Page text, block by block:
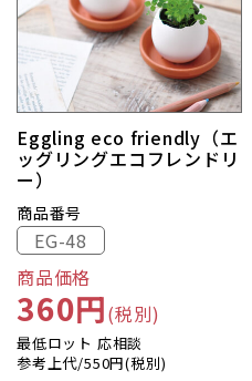
Eggling eco friendly（エ
ッグリングエコフレンドリ
ー）
商品番号
EG-48
商品価格
360円(税別)
最低ロット 応相談
参考上代/550円(税別)